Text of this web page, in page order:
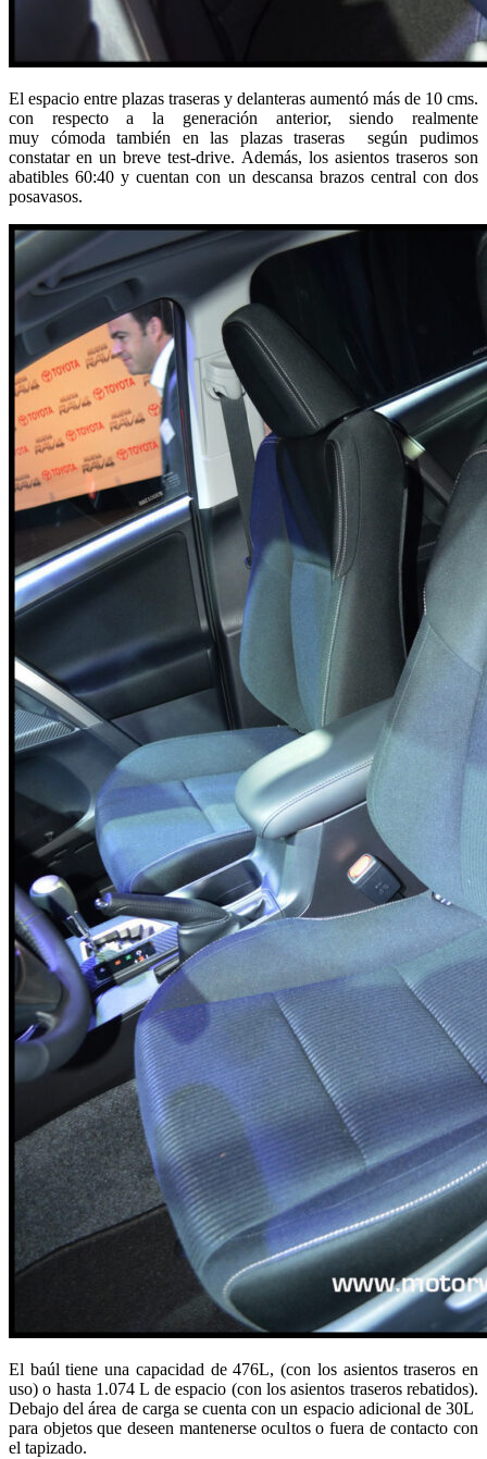
El espacio entre plazas traseras y delanteras aumentó más de 10 cms.
con respecto a la generación anterior, siendo realmente
muy cómoda también en las plazas traseras según pudimos
constatar en un breve test-drive. Además, los asientos traseros son
abatibles 60:40 y cuentan con un descansa brazos central con dos
posavasos.
El baúl tiene una capacidad de 476L, (con los asientos traseros en
uso) o hasta 1.074 L de espacio (con los asientos traseros rebatidos).
Debajo del área de carga se cuenta con un espacio adicional de 30L
para objetos que deseen mantenerse ocultos o fuera de contacto con
el tapizado.